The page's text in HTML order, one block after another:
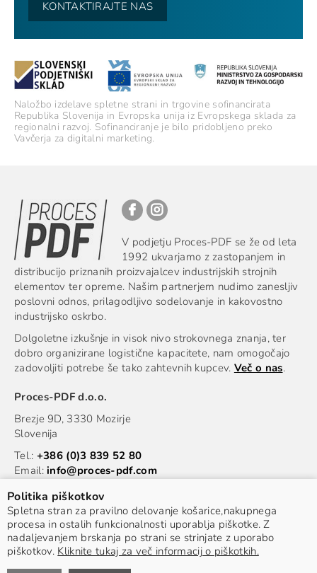
Politika piškotkov
Spletna stran za pravilno delovanje košarice,nakupnega
procesa in ostalih funkcionalnosti uporablja piškotke. Z
nadaljevanjem brskanja po strani se strinjate z uporabo
piškotkov. Kliknite tukaj za več informacij o piškotkih.
KONTAKTIRAJTE NAS
Naložbo izdelave spletne strani in trgovine sofinancirata
Republika Slovenija in Evropska unija iz Evropskega sklada za
regionalni razvoj. Sofinanciranje je bilo pridobljeno preko
Vavčerja za digitalni marketing.
V podjetju Proces-PDF se že od leta
1992 ukvarjamo z zastopanjem in
distribucijo priznanih proizvajalcev industrijskih strojnih
elementov ter opreme. Našim partnerjem nudimo zanesljiv
poslovni odnos, prilagodljivo sodelovanje in kakovostno
industrijsko oskrbo.
Dolgoletne izkušnje in visok nivo strokovnega znanja, ter
dobro organizirane logistične kapacitete, nam omogočajo
zadovoljiti potrebe še tako zahtevnih kupcev. Več o nas.
Proces-PDF d.o.o.
Brezje 9D, 3330 Mozirje
Slovenija
Tel.: +386 (0)3 839 52 80
Email:info@proces-pdf.com
Informacije
© 2022 Proces PDF. Vse pravice pridržane.
Avtorji